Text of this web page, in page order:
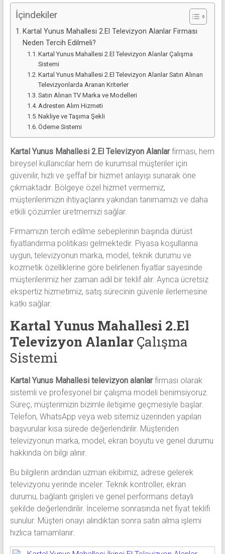
İçindekiler
Kartal Yunus Mahallesi 2.El Televizyon Alanlar Firması
Neden Tercih Edilmeli?
Kartal Yunus Mahallesi 2.El Televizyon Alanlar Çalışma
Sistemi
Kartal Yunus Mahallesi 2.El Televizyon Alanlar Satın Alınan
Televizyonlarda Aranan Kriterler
Satın Alınan TV Marka ve Modelleri
Adresten Alım Hizmeti
Nakliye ve Taşıma Şekli
Ödeme Sistemi
Kartal Yunus Mahallesi 2.El Televizyon Alanlarfirması, hem
bireysel kullanıcılar hem de kurumsal müşteriler için
güvenilir, hızlı ve şeffaf bir hizmet anlayışı sunarak öne
çıkmaktadır. Bölgeye özel hizmet vermemiz,
müşterilerimizin ihtiyaçlarını yakından tanımamızı ve daha
etkili çözümler üretmemizi sağlar.
Firmamızın tercih edilme sebeplerinin başında dürüst
fiyatlandırma politikası gelmektedir. Piyasa koşullarına
uygun, televizyonun marka, model, teknik durumu ve
kozmetik özelliklerine göre belirlenen fiyatlar sayesinde
müşterilerimiz her zaman adil bir teklif alır. Ayrıca ücretsiz
ekspertiz hizmetimiz, satış sürecinin güvenle ilerlemesine
katkı sağlar.
Kartal Yunus Mahallesi 2.El
Televizyon AlanlarÇalışma
Sistemi
Kartal Yunus Mahallesi televizyon alanlarfirması olarak
sistemli ve profesyonel bir çalışma modeli benimsiyoruz.
Süreç, müşterimizin bizimle iletişime geçmesiyle başlar.
Telefon, WhatsApp veya web sitemiz üzerinden yapılan
başvurular kısa sürede değerlendirilir. Müşteriden
televizyonun marka, model, ekran boyutu ve genel durumu
hakkında ön bilgi alınır.
Bu bilgilerin ardından uzman ekibimiz, adrese gelerek
televizyonu yerinde inceler. Teknik kontroller, ekran
durumu, bağlantı girişleri ve genel performans detaylı
şekilde değerlendirilir. İnceleme sonrasında net fiyat teklifi
sunulur. Müşteri onayı alındıktan sonra satın alma işlemi
hızlıca tamamlanır.